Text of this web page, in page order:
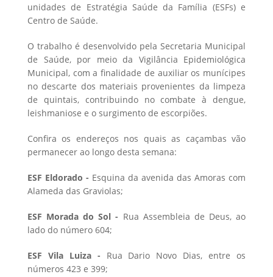
unidades de Estratégia Saúde da Família (ESFs) e
Centro de Saúde.
O trabalho é desenvolvido pela Secretaria Municipal
de Saúde, por meio da Vigilância Epidemiológica
Municipal, com a finalidade de auxiliar os munícipes
no descarte dos materiais provenientes da limpeza
de quintais, contribuindo no combate à dengue,
leishmaniose e o surgimento de escorpiões.
Confira os endereços nos quais as caçambas vão
permanecer ao longo desta semana:
ESF Eldorado - Esquina da avenida das Amoras com
Alameda das Graviolas;
ESF Morada do Sol - Rua Assembleia de Deus, ao
lado do número 604;
ESF Vila Luiza - Rua Dario Novo Dias, entre os
números 423 e 399;